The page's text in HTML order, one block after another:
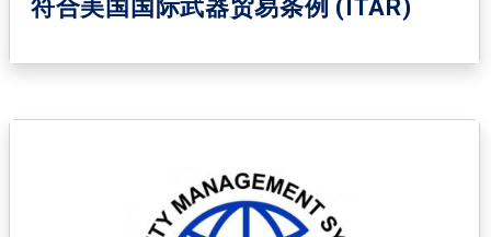
符合美国国际武器贸易条例 (ITAR)